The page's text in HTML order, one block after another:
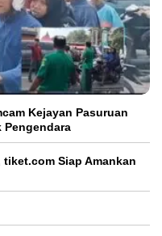
Kejayan Pasuruan
Pengendara
Siap Amankan